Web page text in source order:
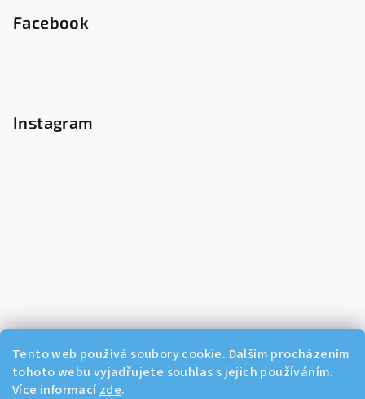
Tento web používá soubory cookie. Dalším procházením
tohoto webu vyjadřujete souhlas s jejich používáním.
Více informací zde.
Facebook
Instagram